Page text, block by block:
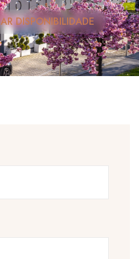
DISPONIBILIDADE